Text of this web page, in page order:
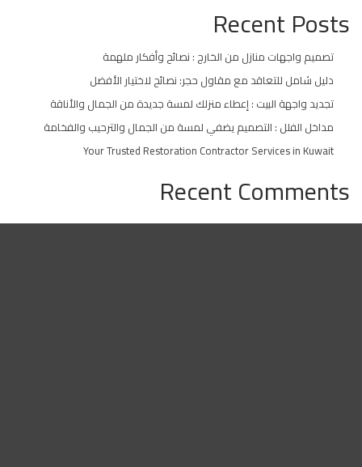
Recent Posts
تصميم واجهات منازل من الخارج : نصائح وأفكار ملهمة
دليل شامل للتعاقد مع مقاول حجر: نصائح لاختيار الأفضل
تجديد واجهة البيت : إعطاء منزلك لمسة جديدة من الجمال والأناقة
مداخل الفلل : التصميم يضفي لمسة من الجمال والترحيب والفخامة
Your Trusted Restoration Contractor Services in Kuwait
Recent Comments